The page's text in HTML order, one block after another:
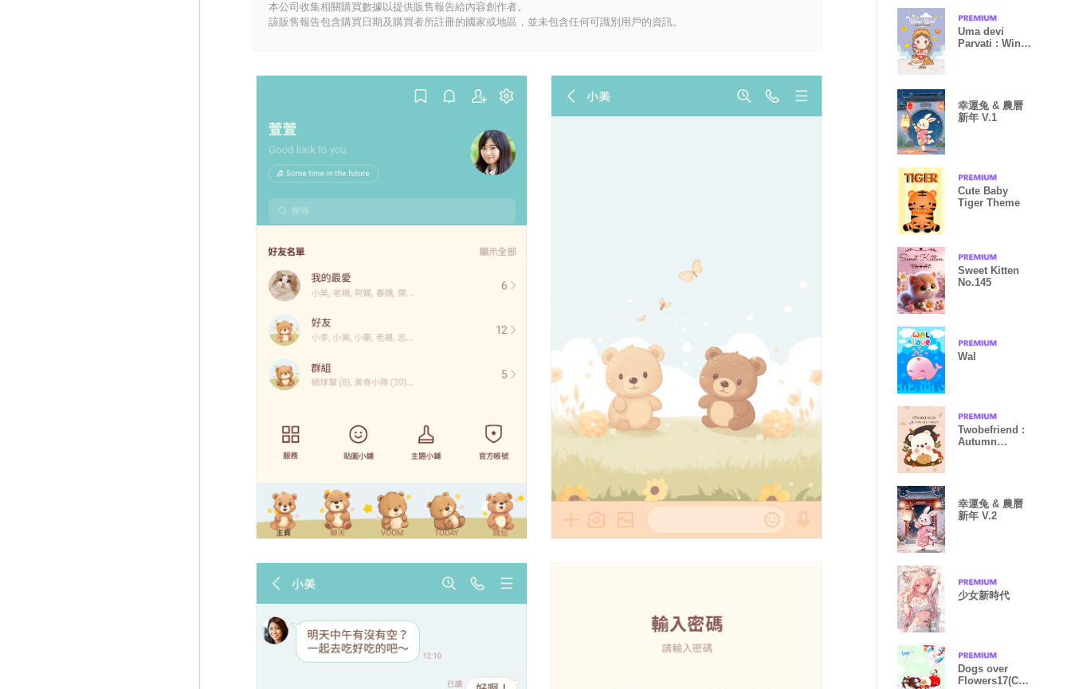
本公司收集相關購買數據以提供販售報告給內容創作者。
該販售報告包含購買日期及購買者所註冊的國家或地區，並未包含任何可識別用戶的資訊。
Uma devi
Parvati : Win
幸運兔 & 農曆
新年 V.1
Cute Baby
Tiger Theme
Sweet Kitten
No.145
Wal
Twobefriend :
Autumn
幸運兔 & 農曆
新年 V.2
少女新時代
Dogs over
Flowers17(Chr